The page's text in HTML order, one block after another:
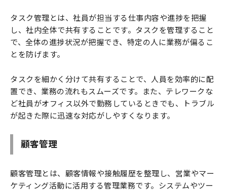
タスク管理とは、社員が担当する仕事内容や進捗を把握
し、社内全体で共有することです。タスクを管理すること
で、全体の進捗状況が把握でき、特定の人に業務が偏るこ
とを防げます。
タスクを細かく分けて共有することで、人員を効率的に配
置でき、業務の流れもスムーズです。また、テレワークな
ど社員がオフィス以外で勤務しているときでも、トラブル
が起きた際に迅速な対応がしやすくなります。
顧客管理
顧客管理とは、顧客情報や接触履歴を整理し、営業やマー
ケティング活動に活用する管理業務です。システムやツー